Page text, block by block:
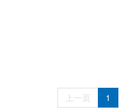
上一页 1